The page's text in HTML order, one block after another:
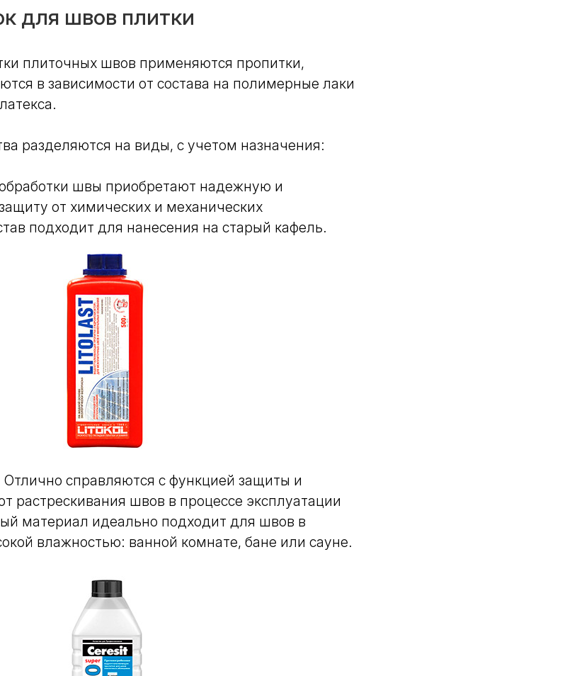
для швов плитки
плиточных швов применяются пропитки,
в зависимости от состава на полимерные лаки
разделяются на виды, с учетом назначения:
швы приобретают надежную и
от химических и механических
подходит для нанесения на старый кафель.
Отлично справляются с функцией защиты и
растрескивания швов в процессе эксплуатации
материал идеально подходит для швов в
влажностью: ванной комнате, бане или сауне.